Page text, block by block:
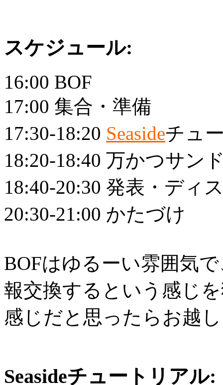
スケジュール:
16:00 BOF
17:00 集合・準備
17:30-18:20 Seasideチュ
18:20-18:40 万かつサン
18:40-20:30 発表・ディ
20:30-21:00 かたづけ
BOFはゆるーい雰囲気
報交換するという感じ
感じだと思ったらお越
Seasideチュートリアル: